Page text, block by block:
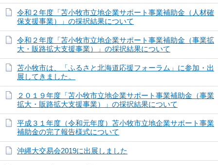
令和２年度「苫小牧市立地企業サポート事業補助金（人材確
保支援事業）」の採択結果について
令和２年度「苫小牧市立地企業サポート事業補助金（事業拡
大・販路拡大支援事業）」の採択結果について
苫小牧市は、「ふるさと北海道応援フォーラム」に参加・出
展してきました。
２０１９年度「苫小牧市立地企業サポート事業補助金（事業
拡大・販路拡大支援事業）」の採択結果について
平成３１年度（令和元年度）苫小牧市立地企業サポート事業
補助金の完了報告様式について
沖縄大交易会2019に出展しました